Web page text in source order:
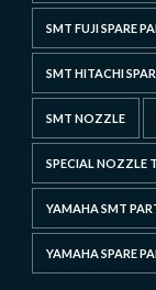
SMT FUJI SPARE
SMT HITACHI
SMT NOZZLE
SPECIAL NOZZLE
YAMAHA SMT
YAMAHA SPARE